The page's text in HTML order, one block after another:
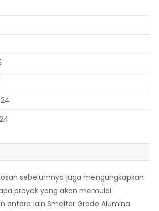
Rosan sebelumnya juga mengungkapkan
proyek yang akan memulai
antara lain Smelter Grade Alumina